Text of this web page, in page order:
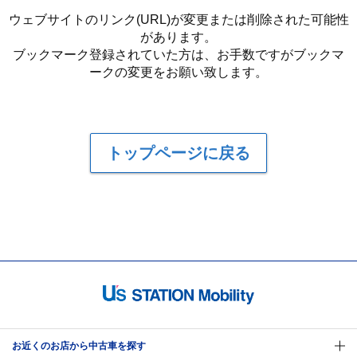
ウェブサイトのリンク(URL)が変更または削除された可能性
があります。
ブックマーク登録されていた方は、お手数ですがブックマ
ークの変更をお願い致します。
トップページに戻る
お近くのお店から中古車を探す